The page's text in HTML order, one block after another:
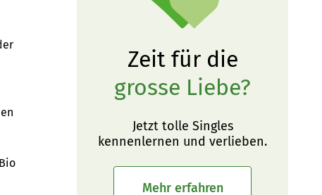
Zeit für die
grosse Liebe?
Jetzt tolle Singles
kennenlernen und verlieben.
Mehr erfahren